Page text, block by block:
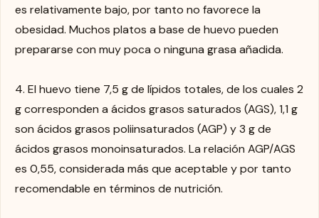
es relativamente bajo, por tanto no favorece la
obesidad. Muchos platos a base de huevo pueden
prepararse con muy poca o ninguna grasa añadida.
4. El huevo tiene 7,5 g de lípidos totales, de los cuales 2
g corresponden a ácidos grasos saturados (AGS), 1,1 g
son ácidos grasos poliinsaturados (AGP) y 3 g de
ácidos grasos monoinsaturados. La relación AGP/AGS
es 0,55, considerada más que aceptable y por tanto
recomendable en términos de nutrición.